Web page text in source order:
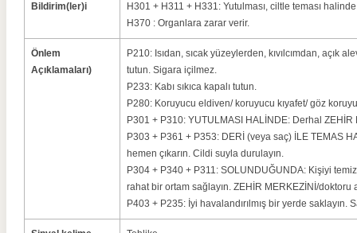
Bildirim(ler)i
H301 + H311 + H331: Yutulması, ciltle teması
H370 : Organlara zarar verir.
Önlem
Açıklamaları)
P210: Isıdan, sıcak yüzeylerden, kıvılcımdan, açık
tutun. Sigara içilmez.
P233: Kabı sıkıca kapalı tutun.
P280: Koruyucu eldiven/ koruyucu kıyafet/ göz
P301 + P310: YUTULMASI HALİNDE: Derhal ZEHİR
P303 + P361 + P353: DERİ (veya saç) İLE TEMAS
hemen çıkarın. Cildi suyla durulayın.
P304 + P340 + P311: SOLUNDUĞUNDA: Kişiyi
rahat bir ortam sağlayın. ZEHİR MERKEZİNİ/doktoru
P403 + P235: İyi havalandırılmış bir yerde saklayın.